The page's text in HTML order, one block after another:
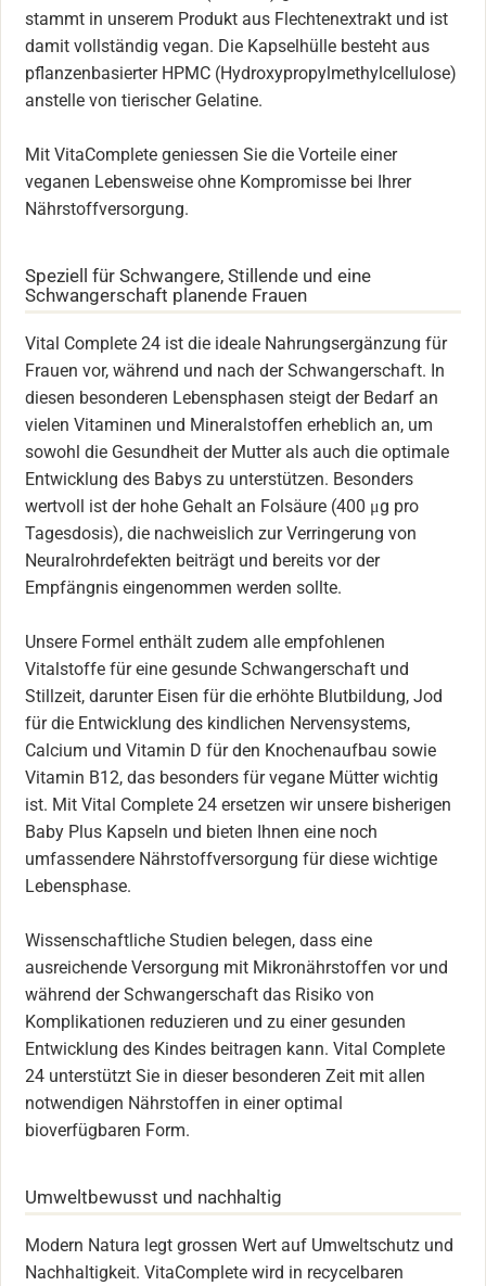
stammt in unserem Produkt aus Flechtenextrakt und ist
damit vollständig vegan. Die Kapselhülle besteht aus
pflanzenbasierter HPMC (Hydroxypropylmethylcellulose)
anstelle von tierischer Gelatine.
Mit VitaComplete geniessen Sie die Vorteile einer
veganen Lebensweise ohne Kompromisse bei Ihrer
Nährstoffversorgung.
Speziell für Schwangere, Stillende und eine
Schwangerschaft planende Frauen
Vital Complete 24 ist die ideale Nahrungsergänzung für
Frauen vor, während und nach der Schwangerschaft. In
diesen besonderen Lebensphasen steigt der Bedarf an
vielen Vitaminen und Mineralstoffen erheblich an, um
sowohl die Gesundheit der Mutter als auch die optimale
Entwicklung des Babys zu unterstützen. Besonders
wertvoll ist der hohe Gehalt an Folsäure (400 μg pro
Tagesdosis), die nachweislich zur Verringerung von
Neuralrohrdefekten beiträgt und bereits vor der
Empfängnis eingenommen werden sollte.
Unsere Formel enthält zudem alle empfohlenen
Vitalstoffe für eine gesunde Schwangerschaft und
Stillzeit, darunter Eisen für die erhöhte Blutbildung, Jod
für die Entwicklung des kindlichen Nervensystems,
Calcium und Vitamin D für den Knochenaufbau sowie
Vitamin B12, das besonders für vegane Mütter wichtig
ist. Mit Vital Complete 24 ersetzen wir unsere bisherigen
Baby Plus Kapseln und bieten Ihnen eine noch
umfassendere Nährstoffversorgung für diese wichtige
Lebensphase.
Wissenschaftliche Studien belegen, dass eine
ausreichende Versorgung mit Mikronährstoffen vor und
während der Schwangerschaft das Risiko von
Komplikationen reduzieren und zu einer gesunden
Entwicklung des Kindes beitragen kann. Vital Complete
24 unterstützt Sie in dieser besonderen Zeit mit allen
notwendigen Nährstoffen in einer optimal
bioverfügbaren Form.
Umweltbewusst und nachhaltig
Modern Natura legt grossen Wert auf Umweltschutz und
Nachhaltigkeit. VitaComplete wird in recycelbaren